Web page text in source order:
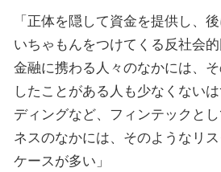
「正体を隠して資金を提供し、
いちゃもんをつけてくる反社会的
金融に携わる人々のなかには、
したことがある人も少なくない
ディングなど、フィンテックと
ネスのなかには、そのようなリ
ケースが多い」